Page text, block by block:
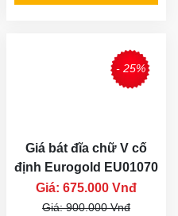
- 25%
Giá bát đĩa chữ V cố
định Eurogold EU01070
Giá: 675.000 Vnđ
Giá: 900.000 Vnđ